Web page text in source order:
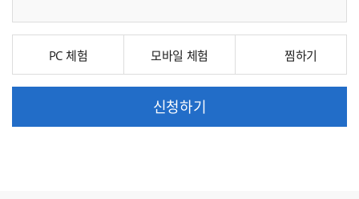
PC 체험 모바일 체험
신청하기